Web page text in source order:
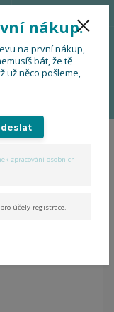
Menu
0 Kč
nákup.
na první nákup,
bát, že tě
už něco pošleme,
zpracování osobních
pro účely registrace.